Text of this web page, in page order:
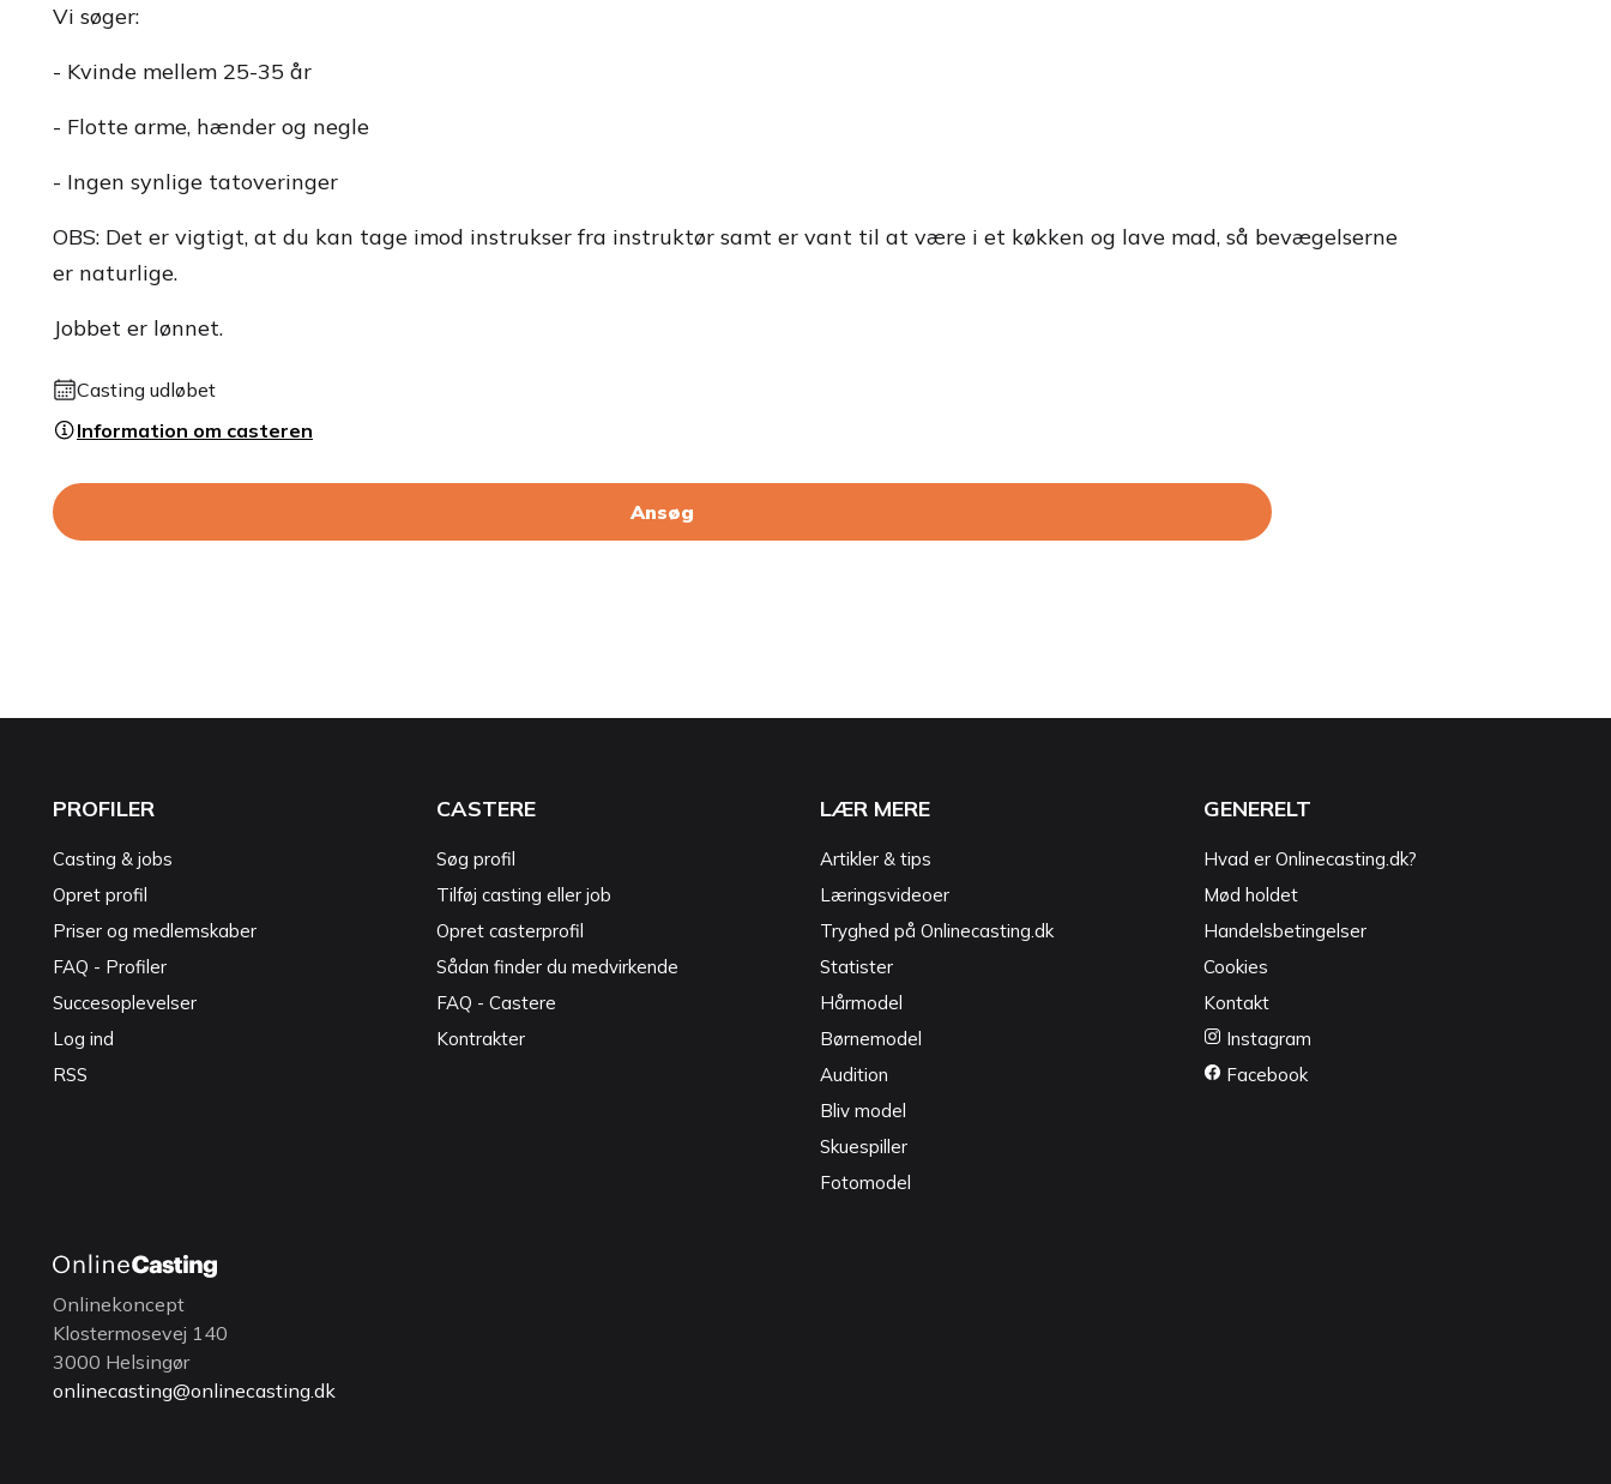
Vi søger:
- Kvinde mellem 25-35 år
- Flotte arme, hænder og negle
- Ingen synlige tatoveringer
OBS: Det er vigtigt, at du kan tage imod instrukser fra instruktør samt er vant til at være i et køkken og lave mad, så bevægelserne
er naturlige.
Jobbet er lønnet.
Casting udløbet
Information om casteren
Ansøg
PROFILER
Casting & jobs
Opret profil
Priser og medlemskaber
FAQ - Profiler
Succesoplevelser
Log ind
RSS
CASTERE
Søg profil
Tilføj casting eller job
Opret casterprofil
Sådan finder du medvirkende
FAQ - Castere
Kontrakter
LÆR MERE
Artikler & tips
Læringsvideoer
Tryghed på Onlinecasting.dk
Statister
Hårmodel
Børnemodel
Audition
Bliv model
Skuespiller
Fotomodel
GENERELT
Hvad er Onlinecasting.dk?
Mød holdet
Handelsbetingelser
Cookies
Kontakt
Instagram
Facebook
Onlinekoncept
Klostermosevej 140
3000 Helsingør
onlinecasting@onlinecasting.dk